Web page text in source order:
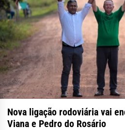
Nova ligação rodoviária vai
Viana e Pedro do Rosário